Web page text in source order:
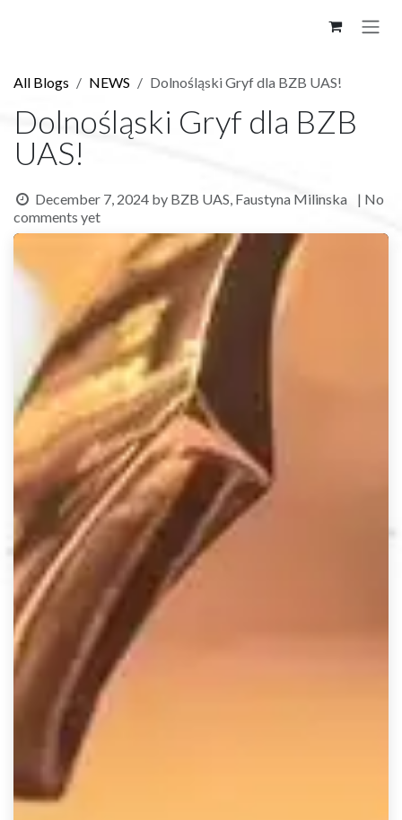
All Blogs NEWS Dolnośląski Gryf dla BZB UAS!
Dolnośląski Gryf dla BZB
UAS!
December 7, 2024 by BZB UAS, Faustyna Milinska
| No
comments yet